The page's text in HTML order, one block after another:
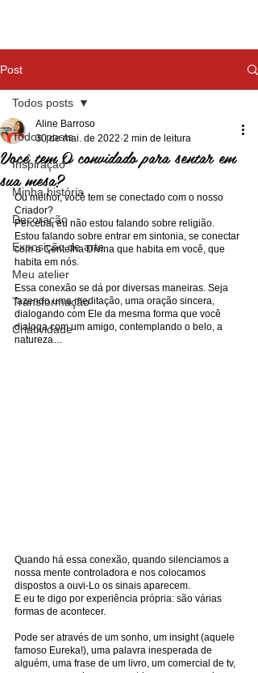
Post
Todos posts
Inspiração
Minha história
Decoração
Exposição de arte
Meu atelier
Transformação
Criatividade
Todos posts
Você tem O convidado para sentar em
sua mesa?
Aline Barroso
30 de mai. de 2022 2 min de leitura
Ou melhor, você tem se conectado com o nosso
Criador?
Perceba, eu não estou falando sobre religião.
Estou falando sobre entrar em sintonia, se conectar
com a Centelha Divina que habita em você, que
habita em nós.
Essa conexão se dá por diversas maneiras. Seja
fazendo uma meditação, uma oração sincera,
dialogando com Ele da mesma forma que você
dialoga com um amigo, contemplando o belo, a
natureza…
Quando há essa conexão, quando silenciamos a
nossa mente controladora e nos colocamos
dispostos a ouvi-Lo os sinais aparecem.
E eu te digo por experiência própria: são várias
formas de acontecer.
Pode ser através de um sonho, um insight (aquele
famoso Eureka!), uma palavra inesperada de
alguém, uma frase de um livro, um comercial de tv,